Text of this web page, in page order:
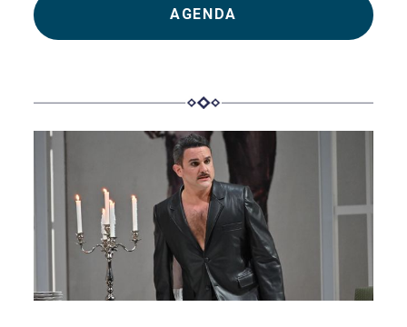
AGENDA